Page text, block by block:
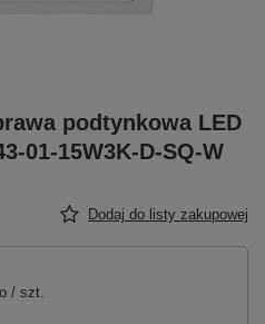
podtynkowa LED
01-15W3K-D-SQ-W
Dodaj do listy zakupowej
/ szt.